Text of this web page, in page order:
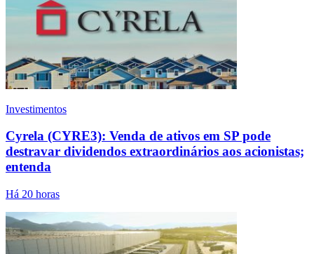
Investimentos
Cyrela (CYRE3): Venda de ativos em SP pode
destravar dividendos extraordinários aos acionistas;
entenda
Há 20 horas